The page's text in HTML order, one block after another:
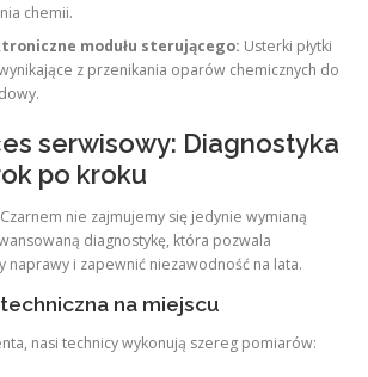
chemii.
modułu sterującego: Usterki płytki
z przenikania oparów chemicznych do
serwisowy: Diagnostyka
po kroku
nie zajmujemy się jedynie wymianą
diagnostykę, która pozwala
naprawy i zapewnić niezawodność na lata.
na miejscu
nasi technicy wykonują szereg pomiarów: